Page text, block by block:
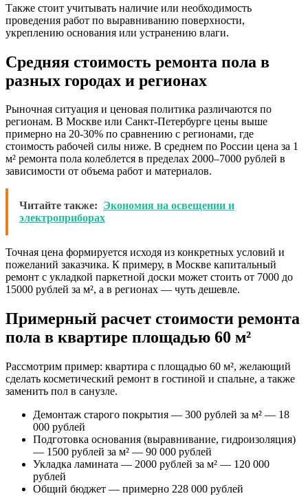
Также стоит учитывать наличие или необходимость
проведения работ по выравниванию поверхности,
укреплению основания или устранению влаги.
Средняя стоимость ремонта пола в
разных городах и регионах
Рыночная ситуация и ценовая политика различаются по
регионам. В Москве или Санкт-Петербурге цены выше
примерно на 20-30% по сравнению с регионами, где
стоимость рабочей силы ниже. В среднем по России цена за 1
м² ремонта пола колеблется в пределах 2000–7000 рублей в
зависимости от объема работ и материалов.
Читайте также: Экономия на освещении и
электроприборах
Точная цена формируется исходя из конкретных условий и
пожеланий заказчика. К примеру, в Москве капитальный
ремонт с укладкой паркетной доски может стоить от 7000 до
15000 рублей за м², а в регионах — чуть дешевле.
Примерный расчет стоимости ремонта
пола в квартире площадью 60 м²
Рассмотрим пример: квартира с площадью 60 м², желающий
сделать косметический ремонт в гостиной и спальне, а также
заменить пол в санузле.
Демонтаж старого покрытия — 300 рублей за м² — 18
000 рублей
Подготовка основания (выравнивание, гидроизоляция)
— 1500 рублей за м² — 90 000 рублей
Укладка ламината — 2000 рублей за м² — 120 000
рублей
Общий бюджет — примерно 228 000 рублей